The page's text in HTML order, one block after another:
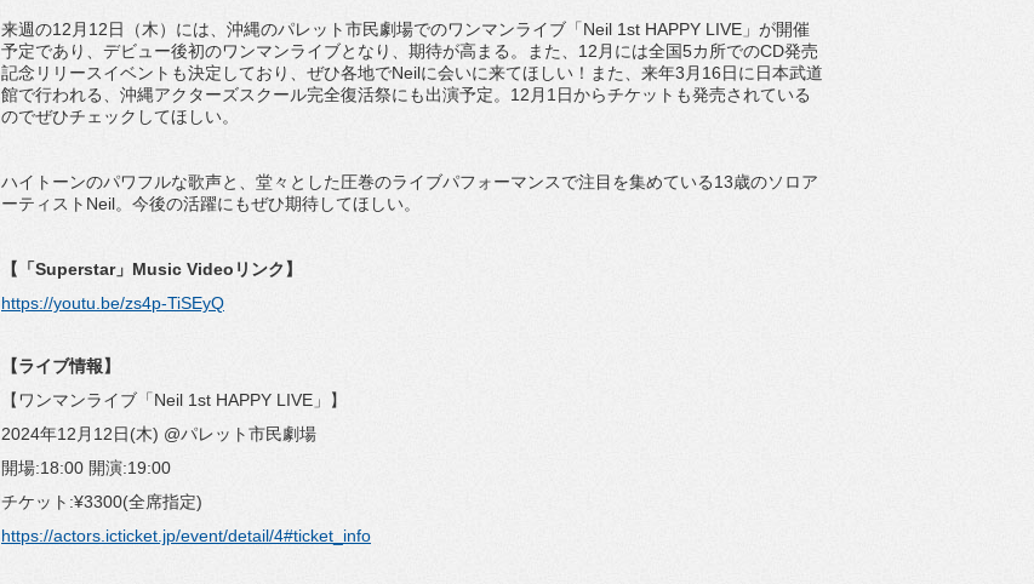
来週の12月12日（木）には、沖縄のパレット市民劇場でのワンマンライブ「Neil 1st HAPPY LIVE」が開催
予定であり、デビュー後初のワンマンライブとなり、期待が高まる。また、12月には全国5カ所でのCD発売
記念リリースイベントも決定しており、ぜひ各地でNeilに会いに来てほしい！また、来年3月16日に日本武道
館で行われる、沖縄アクターズスクール完全復活祭にも出演予定。12月1日からチケットも発売されている
のでぜひチェックしてほしい。
ハイトーンのパワフルな歌声と、堂々とした圧巻のライブパフォーマンスで注目を集めている13歳のソロア
ーティストNeil。今後の活躍にもぜひ期待してほしい。
【「Superstar」Music Videoリンク】
https://youtu.be/zs4p-TiSEyQ
【ライブ情報】
【ワンマンライブ「Neil 1st HAPPY LIVE」】
2024年12月12日(木) @パレット市民劇場
開場:18:00 開演:19:00
チケット:¥3300(全席指定)
https://actors.icticket.jp/event/detail/4#ticket_info